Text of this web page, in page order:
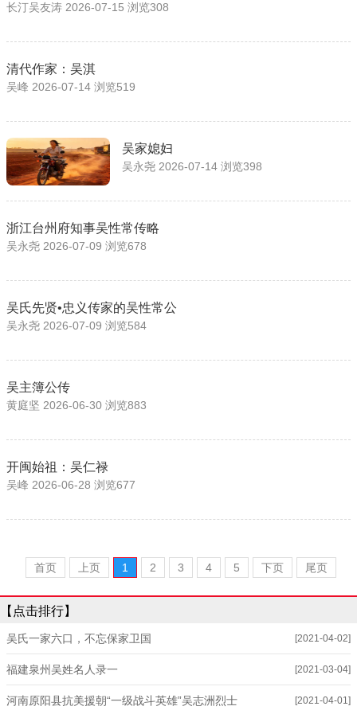
长汀吴友涛 2026-07-15 浏览308
清代作家：吴淇
吴峰 2026-07-14 浏览519
吴家媳妇
吴永尧 2026-07-14 浏览398
浙江台州府知事吴性常传略
吴永尧 2026-07-09 浏览678
吴氏先贤•忠义传家的吴性常公
吴永尧 2026-07-09 浏览584
吴主簿公传
黄庭坚 2026-06-30 浏览883
开闽始祖：吴仁禄
吴峰 2026-06-28 浏览677
首页 上页 1 2 3 4 5 下页 尾页
【点击排行】
[2021-04-02]
吴氏一家六口，不忘保家卫国
[2021-03-04]
福建泉州吴姓名人录一
[2021-04-01]
河南原阳县抗美援朝“一级战斗英雄”吴志洲烈士